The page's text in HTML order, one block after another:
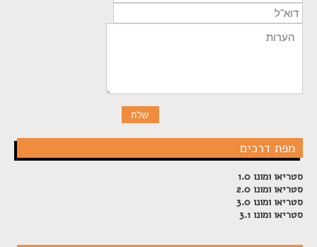
מפת דרכים
סטריאו ומונו 1.0
סטריאו ומונו 2.0
סטריאו ומונו 3.0
סטריאו ומונו 3.1